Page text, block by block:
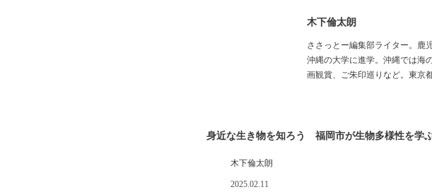
木下倫太朗
ささっとー編集部ライター。鹿
沖縄の大学に進学。沖縄では海
画観賞、ご朱印巡りなど。東京都
身近な生き物を知ろう 福岡市が生物多様性を学
木下倫太朗
2025.02.11